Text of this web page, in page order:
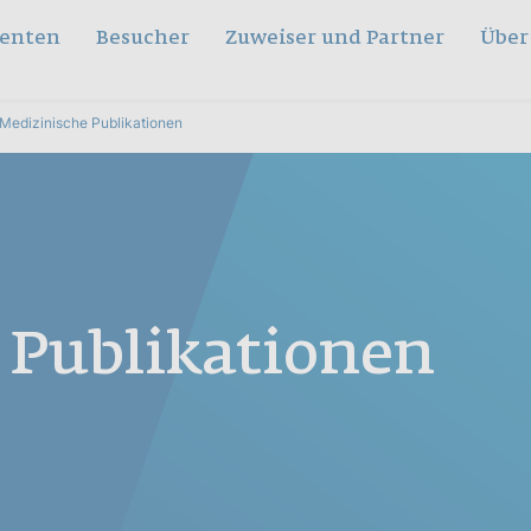
Besucher Zuweiser und Partner
Medizinische Publikationen